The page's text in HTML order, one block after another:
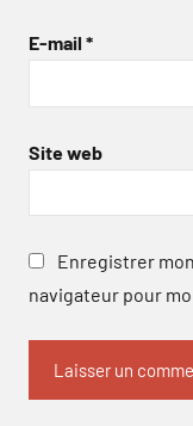
E-mail *
Site web
Enregistrer
navigateur pour